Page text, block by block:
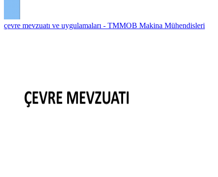
çevre mevzuatı ve uygulamaları - TMMOB Makina Mühendisleri